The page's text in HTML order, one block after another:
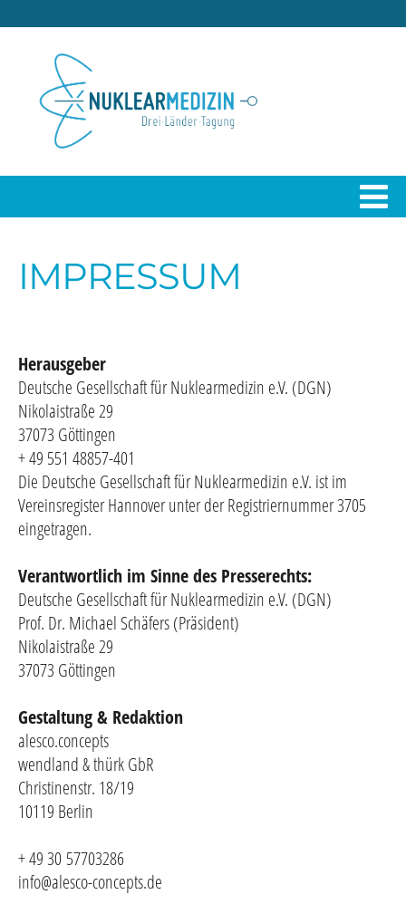
IMPRESSUM
Herausgeber
Deutsche Gesellschaft für Nuklearmedizin e.V. (DGN)
Nikolaistraße 29
37073 Göttingen
+ 49 551 48857-401
Die Deutsche Gesellschaft für Nuklearmedizin e.V. ist im
Vereinsregister Hannover unter der Registriernummer 3705
eingetragen.
Verantwortlich im Sinne des Presserechts:
Deutsche Gesellschaft für Nuklearmedizin e.V. (DGN)
Prof. Dr. Michael Schäfers (Präsident)
Nikolaistraße 29
37073 Göttingen
Gestaltung & Redaktion
alesco.concepts
wendland & thürk GbR
Christinenstr. 18/19
10119 Berlin
+ 49 30 57703286
info@alesco-concepts.de